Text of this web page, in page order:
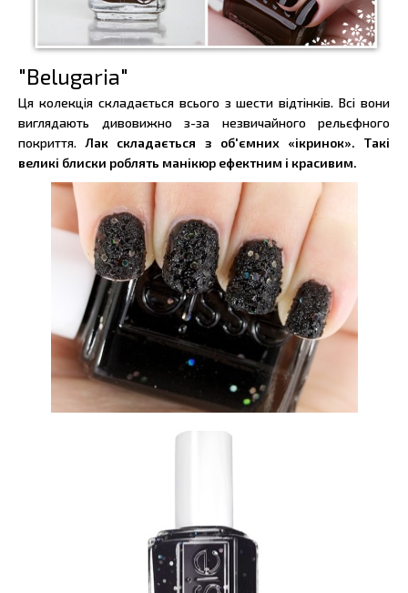
"Belugaria"
Ця колекція складається всього з шести відтінків. Всі вони
виглядають дивовижно з-за незвичайного рельєфного
покриття.Лак складається з об'ємних «ікринок». Такі
великі блиски роблять манікюр ефектним і красивим.